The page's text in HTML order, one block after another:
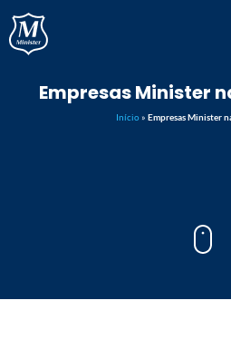
Empresas Minister
Início » Empresas Minister